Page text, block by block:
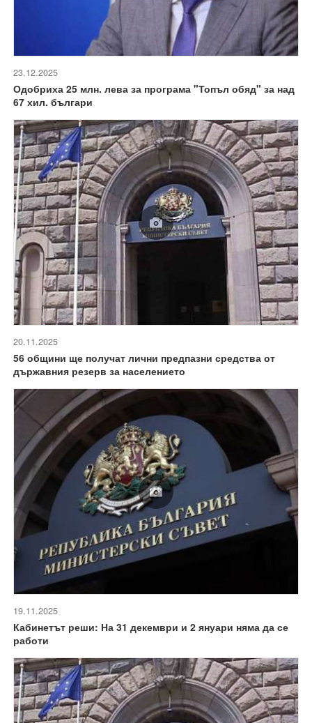
23.12.2025
Одобриха 25 млн. лева за програма "Топъл обяд" за над
67 хил. българи
20.11.2025
56 общини ще получат лични предпазни средства от
държавния резерв за населението
19.11.2025
Кабинетът реши: На 31 декември и 2 януари няма да се
работи